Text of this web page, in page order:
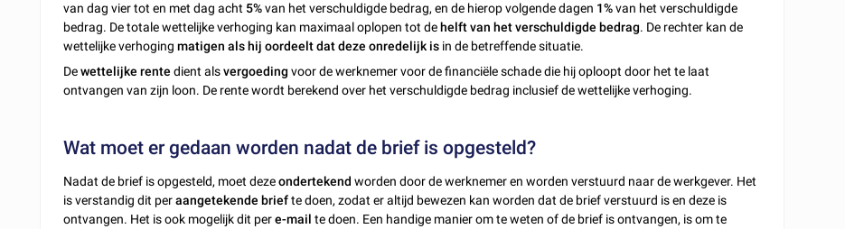
van dag vier tot en met dag acht 5%van het verschuldigde bedrag, en de hierop volgende dagen 1%van het verschuldigde
bedrag. De totale wettelijke verhoging kan maximaal oplopen tot de helft van het verschuldigde bedrag. De rechter kan de
wettelijke verhogingmatigen als hij oordeelt dat deze onredelijk is in de betreffende situatie.
Dewettelijke rente dient alsvergoeding voor de werknemer voor de financiële schade die hij oploopt door het te laat
ontvangen van zijn loon. De rente wordt berekend over het verschuldigde bedrag inclusief de wettelijke verhoging.
Wat moet er gedaan worden nadat de brief is opgesteld?
Nadat de brief is opgesteld, moet dezeondertekend worden door de werknemer en worden verstuurd naar de werkgever. Het
is verstandig dit peraangetekende briefte doen, zodat er altijd bewezen kan worden dat de brief verstuurd is en deze is
ontvangen. Het is ook mogelijk dit pere-mail te doen. Een handige manier om te weten of de brief is ontvangen, is om te